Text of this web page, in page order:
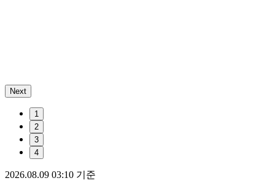
Next
1
2
3
4
2026.08.09 03:10 기준